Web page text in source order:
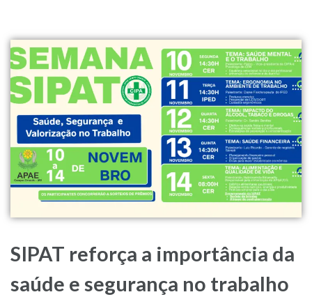
SIPAT reforça a importância da
saúde e segurança no trabalho